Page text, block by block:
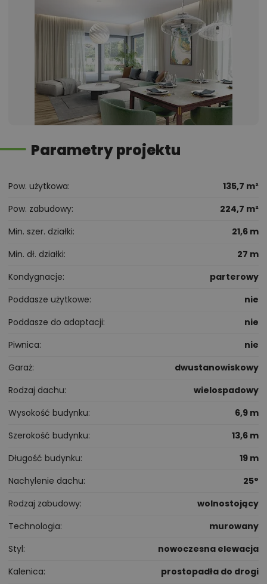
Parametry projektu
Pow. użytkowa
135,7 m²
Pow. zabudowy
224,7 m²
Min. szer. działki
21,6 m
Min. dł. działki
27 m
Kondygnacje
parterowy
Poddasze użytkowe
nie
Poddasze do adaptacji
nie
Piwnica
nie
Garaż
dwustanowiskowy
Rodzaj dachu
wielospadowy
Wysokość budynku
6,9 m
Szerokość budynku
13,6 m
Długość budynku
19 m
Nachylenie dachu
25°
Rodzaj zabudowy
wolnostojący
Technologia
murowany
Styl
nowoczesna elewacja
Kalenica
prostopadła do drogi